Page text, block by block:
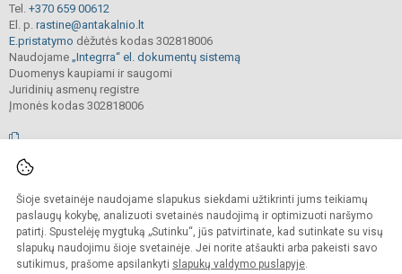
Šioje svetainėje naudojame slapukus siekdami užtikrinti jums teikiamų
paslaugų kokybę, analizuoti svetainės naudojimą ir optimizuoti naršymo
patirtį. Spustelėję mygtuką „Sutinku“, jūs patvirtinate, kad sutinkate su visų
slapukų naudojimu šioje svetainėje. Jei norite atšaukti arba pakeisti savo
sutikimus, prašome apsilankyti slapukų valdymo puslapyje.
Tel. +370 659 00612
El. p. rastine@antakalnio.lt
E.pristatymo dėžutės kodas 302818006
Naudojame „Integrra“ el. dokumentų sistemą
Duomenys kaupiami ir saugomi
Juridinių asmenų registre
Įmonės kodas 302818006
Kopijuoti, cituoti ar kitaip atvaizduoti internetinės svetainės turinį be raštiško
mokyklos vadovų sutikimo yra draudžiama.
Prieinamumo paraiška Slapukų valdymas
Sumanus būdas atnaujinti